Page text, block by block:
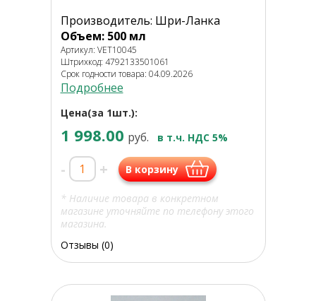
Производитель: Шри-Ланка
Объем: 500 мл
Артикул: VET10045
Штрихкод: 4792133501061
Срок годности товара: 04.09.2026
Подробнее
Цена(за 1шт.):
1 998.00 руб. в т.ч. НДС 5%
- + В корзину
* Наличие товара в конкретном
магазине уточняйте по телефону этого
магазина.
Отзывы (0)